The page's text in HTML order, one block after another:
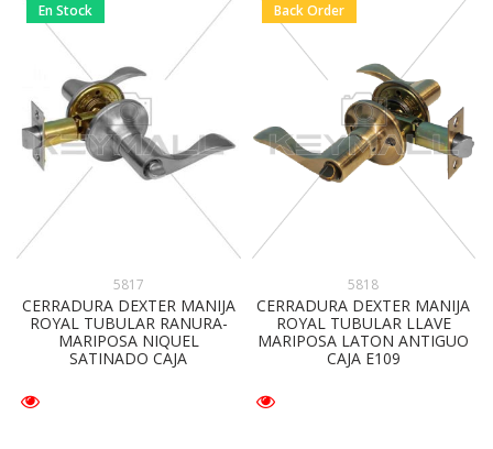
En Stock
5817
CERRADURA DEXTER MANIJA
ROYAL TUBULAR RANURA-
MARIPOSA NIQUEL
SATINADO CAJA
Back Order
5818
CERRADURA DEXTER MANIJA
ROYAL TUBULAR LLAVE
MARIPOSA LATON ANTIGUO
CAJA E109